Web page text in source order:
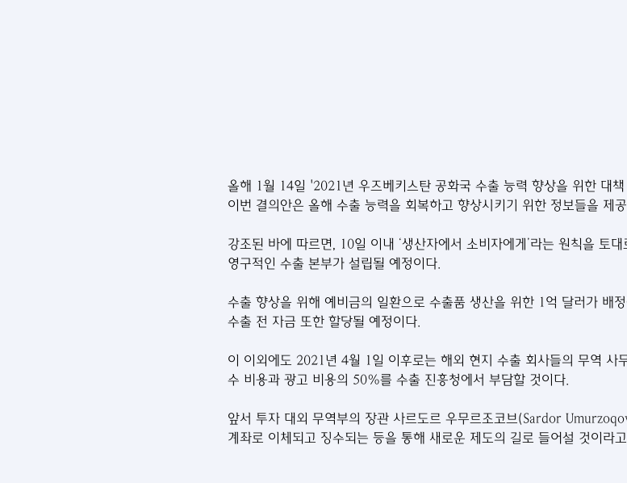
올해 1월 14일 '2021년 우즈베키스탄 공화국 수출 능력 향상을 위한 대책
이번 결의안은 올해 수출 능력을 회복하고 향상시키기 위한 정보들을 제
강조된 바에 따르면, 10일 이내 ‘생산자에서 소비자에게’라는 원칙을 토
영구적인 수출 본부가 설립될 예정이다.
수출 향상을 위해 예비금의 일환으로 수출품 생산을 위한 1억 달러가 배
수출 전 자금 또한 할당될 예정이다.
이 이외에도 2021년 4월 1일 이후로는 해외 현지 수출 회사들의 무역 사
수 비용과 광고 비용의 50%를 수출 진흥청에서 부담할 것이다.
앞서 투자 대외 무역부의 장관 사르도르 우무르조코브(Sardor
계좌로 이체되고 징수되는 등을 통해 새로운 제도의 길로 들어설 것이라